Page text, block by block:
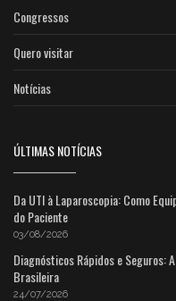
Congressos
Quero visitar
Notícias
ÚLTIMAS NOTÍCIAS
Da UTI à Laparoscopia: Como
do Paciente
03/08/2026
Diagnósticos Rápidos e Seguros:
Brasileira
24/07/2026